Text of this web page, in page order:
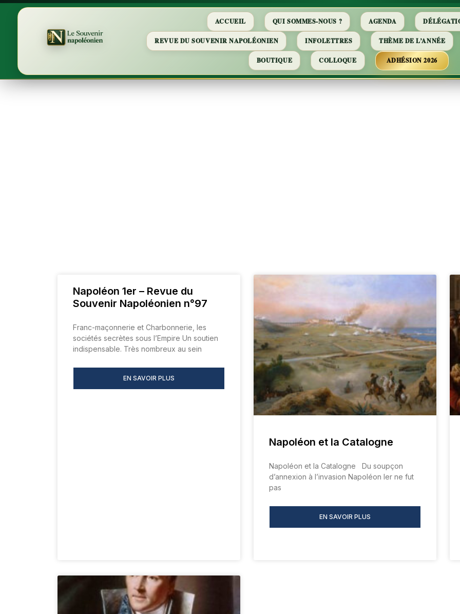
ACCUEIL QUI SOMMES-NOUS ? AGENDA
REVUE DU SOUVENIR NAPOLÉONIEN INFOLETTRES THÈME DE L’ANNÉE
BOUTIQUE COLLOQUE ADHÉSION 2026
Napoléon 1er – Revue du
Souvenir Napoléonien n°97
Franc-maçonnerie et Charbonnerie, les
sociétés secrètes sous l’Empire Un soutien
indispensable. Très nombreux au sein
EN SAVOIR PLUS
Napoléon et la Catalogne
Napoléon et la Catalogne Du soupçon
d’annexion à l’invasion Napoléon Ier ne fut
pas
EN SAVOIR PLUS